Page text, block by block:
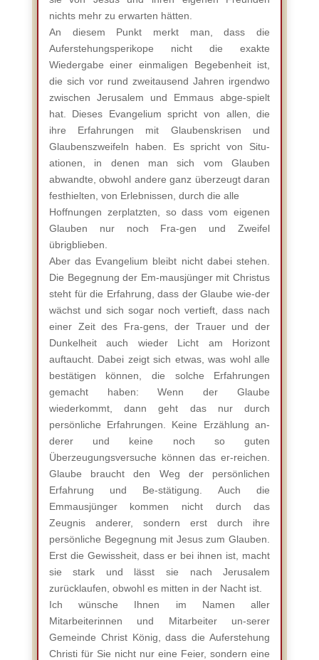
nichts mehr zu erwarten hätten.
An diesem Punkt merkt man, dass die
Auferstehungsperikope nicht die exakte
Wiedergabe einer einmaligen Begebenheit ist,
die sich vor rund zweitausend Jahren irgendwo
zwischen Jerusalem und Emmaus abge-spielt
hat. Dieses Evangelium spricht von allen, die
ihre Erfahrungen mit Glaubenskrisen und
Glaubenszweifeln haben. Es spricht von Situ-
ationen, in denen man sich vom Glauben
abwandte, obwohl andere ganz überzeugt daran
festhielten, von Erlebnissen, durch die alle
Hoffnungen zerplatzten, so dass vom eigenen
Glauben nur noch Fra-gen und Zweifel
übrigblieben.
Aber das Evangelium bleibt nicht dabei stehen.
Die Begegnung der Em-mausjünger mit Christus
steht für die Erfahrung, dass der Glaube wie-der
wächst und sich sogar noch vertieft, dass nach
einer Zeit des Fra-gens, der Trauer und der
Dunkelheit auch wieder Licht am Horizont
auftaucht. Dabei zeigt sich etwas, was wohl alle
bestätigen können, die solche Erfahrungen
gemacht haben: Wenn der Glaube
wiederkommt, dann geht das nur durch
persönliche Erfahrungen. Keine Erzählung an-
derer und keine noch so guten
Überzeugungsversuche können das er-reichen.
Glaube braucht den Weg der persönlichen
Erfahrung und Be-stätigung. Auch die
Emmausjünger kommen nicht durch das
Zeugnis anderer, sondern erst durch ihre
persönliche Begegnung mit Jesus zum Glauben.
Erst die Gewissheit, dass er bei ihnen ist, macht
sie stark und lässt sie nach Jerusalem
zurücklaufen, obwohl es mitten in der Nacht ist.
Ich wünsche Ihnen im Namen aller
Mitarbeiterinnen und Mitarbeiter un-serer
Gemeinde Christ König, dass die Auferstehung
Christi für Sie nicht nur eine Feier, sondern eine